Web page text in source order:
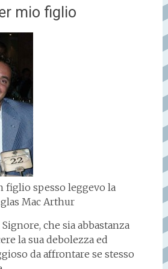
mio figlio
figlio spesso leggevo la
Mac Arthur
che sia abbastanza
la sua debolezza ed
da affrontare se stesso